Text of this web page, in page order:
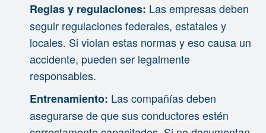
Reglas y regulaciones: Las empresas deben
seguir regulaciones federales, estatales y
locales. Si violan estas normas y eso causa un
accidente, pueden ser legalmente
responsables.
Entrenamiento: Las compañías deben
asegurarse de que sus conductores estén